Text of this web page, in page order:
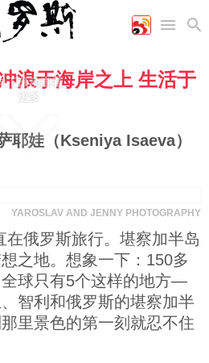
浪于海岸之上 生活于
耶娃（Kseniya Isaeva）
下滚动查看
更多
YAROSLAV AND JENNY PHOTOGRAPHY
在俄罗斯旅行。堪察加半岛
之地。想象一下：150多
球只有5个这样的地方—
智利和俄罗斯的堪察加半
里景色的第一刻就忍不住